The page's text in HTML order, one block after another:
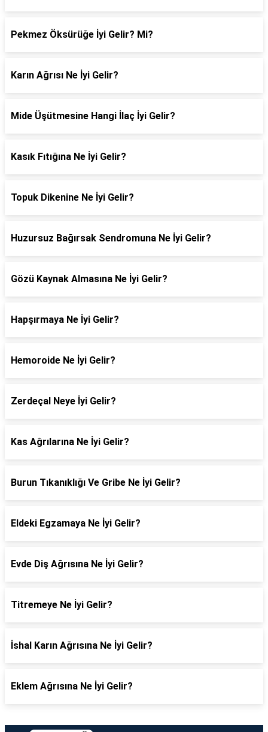
Pekmez Öksürüğe İyi Gelir? Mi?
Karın Ağrısı Ne İyi Gelir?
Mide Üşütmesine Hangi İlaç İyi Gelir?
Kasık Fıtığına Ne İyi Gelir?
Topuk Dikenine Ne İyi Gelir?
Huzursuz Bağırsak Sendromuna Ne İyi Gelir?
Gözü Kaynak Almasına Ne İyi Gelir?
Hapşırmaya Ne İyi Gelir?
Hemoroide Ne İyi Gelir?
Zerdeçal Neye İyi Gelir?
Kas Ağrılarına Ne İyi Gelir?
Burun Tıkanıklığı Ve Gribe Ne İyi Gelir?
Eldeki Egzamaya Ne İyi Gelir?
Evde Diş Ağrısına Ne İyi Gelir?
Titremeye Ne İyi Gelir?
İshal Karın Ağrısına Ne İyi Gelir?
Eklem Ağrısına Ne İyi Gelir?